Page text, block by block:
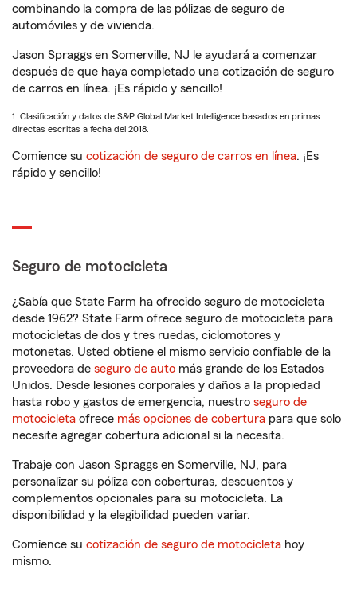
combinando la compra de las pólizas de seguro de
automóviles y de vivienda.
Jason Spraggs en Somerville, NJ le ayudará a comenzar
después de que haya completado una cotización de seguro
de carros en línea. ¡Es rápido y sencillo!
1. Clasificación y datos de S&P Global Market Intelligence basados en primas
directas escritas a fecha del 2018.
Comience su cotización de seguro de carros en línea. ¡Es
rápido y sencillo!
Seguro de motocicleta
¿Sabía que State Farm ha ofrecido seguro de motocicleta
desde 1962? State Farm ofrece seguro de motocicleta para
motocicletas de dos y tres ruedas, ciclomotores y
motonetas. Usted obtiene el mismo servicio confiable de la
proveedora de seguro de auto más grande de los Estados
Unidos. Desde lesiones corporales y daños a la propiedad
hasta robo y gastos de emergencia, nuestro seguro de
motocicleta ofrece más opciones de cobertura para que solo
necesite agregar cobertura adicional si la necesita.
Trabaje con Jason Spraggs en Somerville, NJ, para
personalizar su póliza con coberturas, descuentos y
complementos opcionales para su motocicleta. La
disponibilidad y la elegibilidad pueden variar.
Comience su cotización de seguro de motocicleta hoy
mismo.